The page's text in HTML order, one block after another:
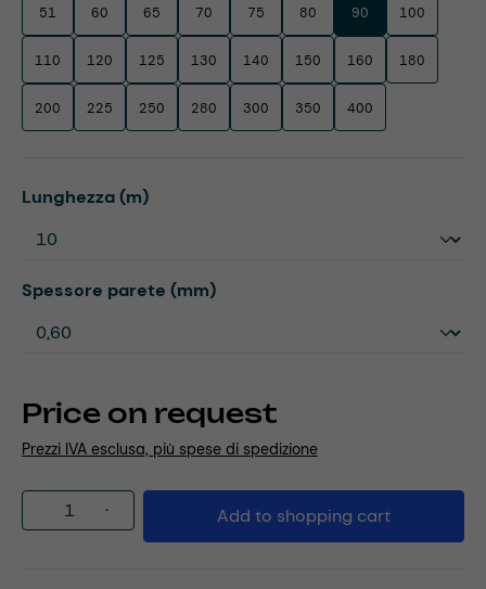
Price on request
Prezzi IVA esclusa, più spese di spedizione
51 60 65 70 75 80 90 100
110 120 125 130 140 150 160 180
200 225 250 280 300 350 400
Select
Lunghezza (m)
Select
Spessore parete (mm)
Product Quantity: Enter the desired
Add to shopping cart